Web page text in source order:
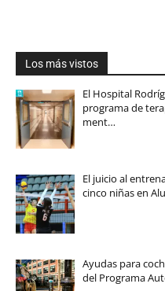
Los más vistos
El Hospital
programa de
ment…
El juicio al
cinco niñas en
Ayudas para
del Programa